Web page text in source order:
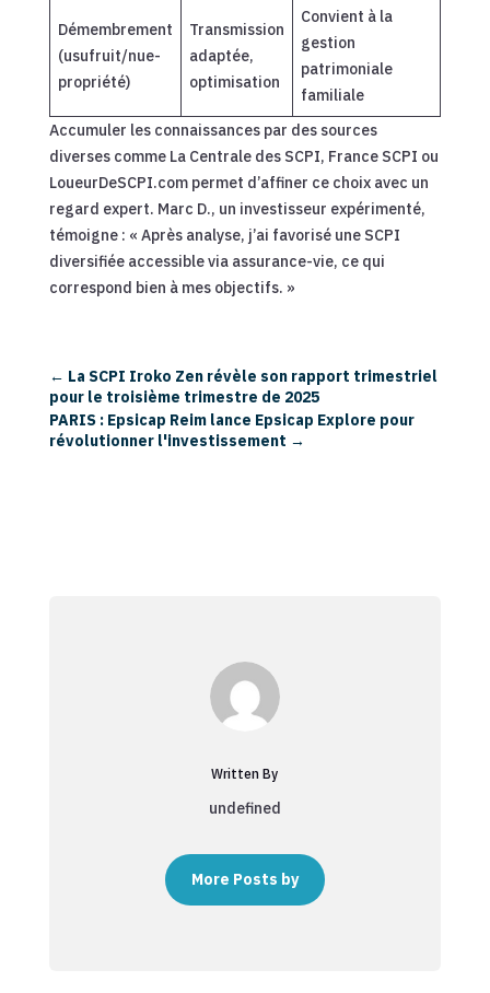
Démembrement
(usufruit/nue-
propriété)
Transmission
adaptée,
optimisation
Convient à la
gestion
patrimoniale
familiale
Accumuler les connaissances par des sources
diverses comme La Centrale des SCPI, France SCPI ou
LoueurDeSCPI.com permet d’affiner ce choix avec un
regard expert. Marc D., un investisseur expérimenté,
témoigne : « Après analyse, j’ai favorisé une SCPI
diversifiée accessible via assurance-vie, ce qui
correspond bien à mes objectifs. »
← La SCPI Iroko Zen révèle son rapport trimestriel
pour le troisième trimestre de 2025
PARIS : Epsicap Reim lance Epsicap Explore pour
révolutionner l'investissement →
Written By
undefined
More Posts by